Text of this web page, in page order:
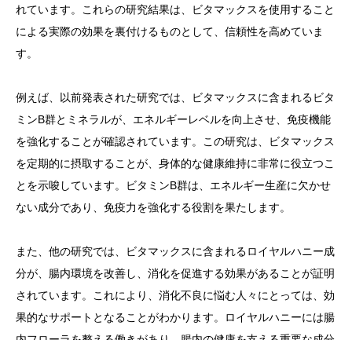
れています。これらの研究結果は、ビタマックスを使用すること
による実際の効果を裏付けるものとして、信頼性を高めていま
す。
例えば、以前発表された研究では、ビタマックスに含まれるビタ
ミンB群とミネラルが、エネルギーレベルを向上させ、免疫機能
を強化することが確認されています。この研究は、ビタマックス
を定期的に摂取することが、身体的な健康維持に非常に役立つこ
とを示唆しています。ビタミンB群は、エネルギー生産に欠かせ
ない成分であり、免疫力を強化する役割を果たします。
また、他の研究では、ビタマックスに含まれるロイヤルハニー成
分が、腸内環境を改善し、消化を促進する効果があることが証明
されています。これにより、消化不良に悩む人々にとっては、効
果的なサポートとなることがわかります。ロイヤルハニーには腸